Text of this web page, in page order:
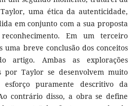
uma ética da autenticidade,
em conjunto com a sua proposta
Em um terceiro
uma breve conclusão dos conceitos
artigo. Ambas as explorações
por Taylor se desenvolvem muito
puramente descritivo da
contrário disso, a obra se define